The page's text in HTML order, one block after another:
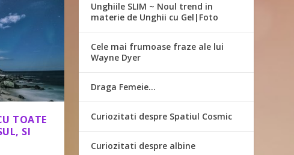
TOATE
SI
Unghiile SLIM ~ Noul trend in
materie de Unghii cu Gel|Foto
Cele mai frumoase fraze ale lui
Wayne Dyer
Draga Femeie…
Curiozitati despre Spatiul Cosmic
Curiozitati despre albine